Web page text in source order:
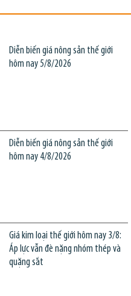
Diễn biến giá nông sản thế giới
hôm nay 5/8/2026
Diễn biến giá nông sản thế giới
hôm nay 4/8/2026
Giá kim loại thế giới hôm nay 3/8:
Áp lực vẫn đè nặng nhóm thép và
quặng sắt